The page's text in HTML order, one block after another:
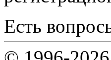
Есть